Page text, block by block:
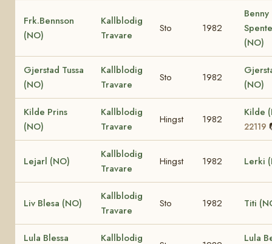
Frk.Bennson
(NO)
Kallblodig
Travare
Sto 1982
Benny
(NO)
Gjerstad Tussa
(NO)
Kallblodig
Travare
Sto 1982
(NO)
Kilde Prins
(NO)
Kallblodig
Travare
Hingst 1982
Kilde
22119
Lejarl (NO)
Kallblodig
Travare
Hingst 1982 Lerki
Liv Blesa (NO)
Kallblodig
Travare
Sto 1982 Titi
Lula Blessa Kallblodig Lula